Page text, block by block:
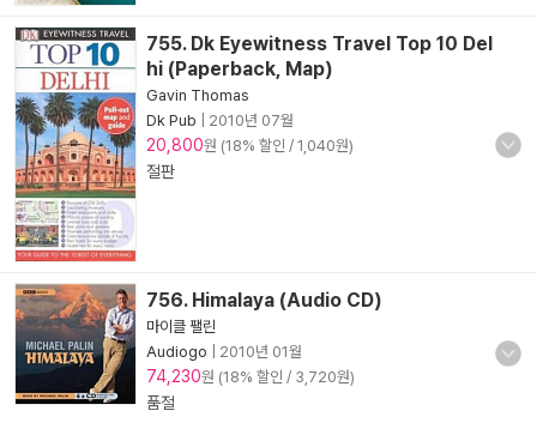
755. Dk Eyewitness Travel Top 10 Del
hi (Paperback, Map)
Gavin Thomas
Dk Pub
2010년 07월
20,800원 (18% 할인 / 1,040원)
절판
756. Himalaya (Audio CD)
마이클 팰린
Audiogo
2010년 01월
74,230원 (18% 할인 / 3,720원)
품절